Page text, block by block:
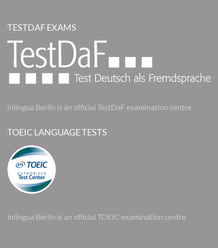
TESTDAF EXAMS
inlingua Berlin is an official TestDaF examination centre
TOEIC LANGUAGE TESTS
inlingua Berlin is an official TOEIC examination centre